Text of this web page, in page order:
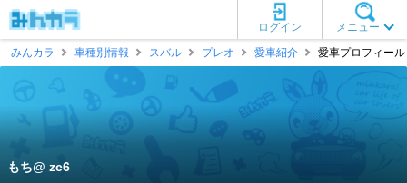
メニュー
ログイン
みんカラ
車種別情報 スバル プレオ 愛車紹介 愛車プロフィー
もち@ zc6